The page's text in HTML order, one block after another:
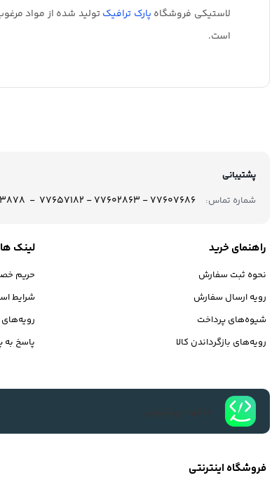
لاستیکی فروشگاه پارک ترافیکتولید شده از مواد
است.
پشتیبانی
شماره تماس:
77607686 - 77602863 - 77657182 - 09122083878
راهنمای خرید
نحوه ثبت سفارش
رویه ارسال سفارش
شیوه‌های پرداخت
رویه‌های بازگرداندن کالا
لینک ها
حریم
شرایط
رویه‌های
پاسخ
فروشگاه اینترنتی